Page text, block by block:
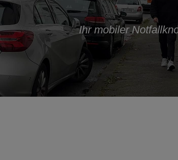
Ihr mobiler